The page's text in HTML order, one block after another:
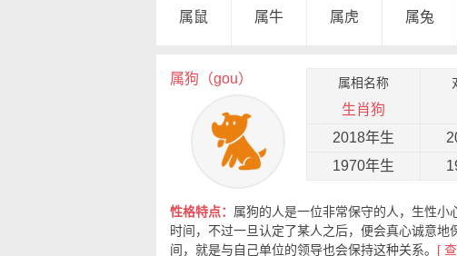
属鼠 属牛 属虎 属兔
属狗（gou） 属相名称
生肖狗
2018年生
1970年生
性格特点： 属狗的人是一位非常保守的人，生性
时间，不过一旦认定了某人之后，便会真心诚意
间，就是与自己单位的领导也会保持这种关系。 [